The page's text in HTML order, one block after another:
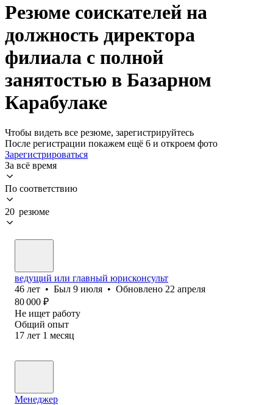
Резюме соискателей на
должность директора
филиала с полной
занятостью в Базарном
Карабулаке
Чтобы видеть все резюме, зарегистрируйтесь
После регистрации покажем ещё 6 и откроем фото
Зарегистрироваться
За всё время
По соответствию
20 резюме
ведущий или главный юрисконсульт
46 лет • Был 9 июля • Обновлено 22 апреля
80 000 ₽
Не ищет работу
Общий опыт
17 лет 1 месяц
Менеджер